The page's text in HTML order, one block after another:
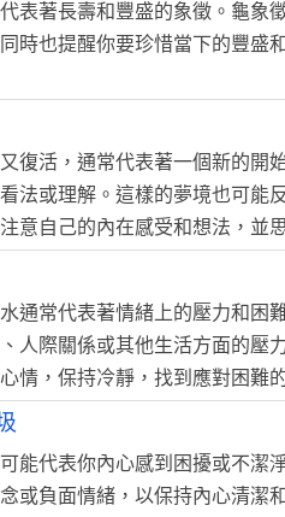
表著長壽和豐盛的象徵。龜象
時也提醒你要珍惜當下的豐盛
復活，通常代表著一個新的開
法或理解。這樣的夢境也可能
意自己的內在感受和想法，並
通常代表著情緒上的壓力和困
人際關係或其他生活方面的壓
情，保持冷靜，找到應對困難
能代表你內心感到困擾或不潔
或負面情緒，以保持內心清潔